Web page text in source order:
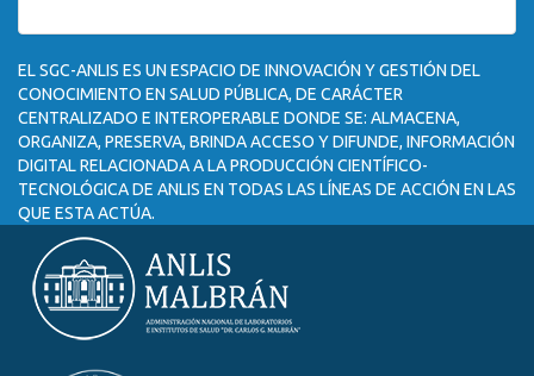
EL SGC-ANLIS ES UN ESPACIO DE INNOVACIÓN Y GESTIÓN DEL
CONOCIMIENTO EN SALUD PÚBLICA, DE CARÁCTER
CENTRALIZADO E INTEROPERABLE DONDE SE: ALMACENA,
ORGANIZA, PRESERVA, BRINDA ACCESO Y DIFUNDE, INFORMACIÓN
DIGITAL RELACIONADA A LA PRODUCCIÓN CIENTÍFICO-
TECNOLÓGICA DE ANLIS EN TODAS LAS LÍNEAS DE ACCIÓN EN LAS
QUE ESTA ACTÚA.